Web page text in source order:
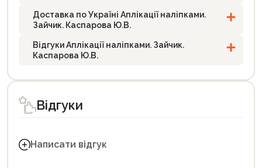
Доставка по Україні Аплікації наліпками.
Зайчик. Каспарова Ю.В.
Відгуки Аплікації наліпками. Зайчик.
Каспарова Ю.В.
Відгуки
Написати відгук